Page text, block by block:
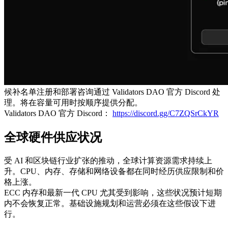
候补名单注册和部署咨询通过 Validators DAO 官方 Discord 处
理。将在容量可用时按顺序提供分配。
Validators DAO 官方 Discord： https://discord.gg/C7ZQSrCkYR
全球硬件供应状况
受 AI 和区块链行业扩张的推动，全球计算资源需求持续上
升。CPU、内存、存储和网络设备都在同时经历供应限制和价
格上涨。
ECC 内存和最新一代 CPU 尤其受到影响，这些状况预计短期
内不会恢复正常。基础设施规划和运营必须在这些假设下进
行。